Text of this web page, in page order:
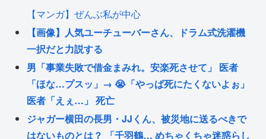
【マンガ】ぜんぶ私が中心
【画像】人気ユーチューバーさん、ドラム式洗濯機
一択だと力説する
男「事業失敗で借金まみれ。安楽死させて」 医者
「ほな…プスッ」→ 😭「やっぱ死にたくないよぉ」
医者「えぇ…」 死亡
ジャガー横田の長男・JJくん、被災地に送るべきで
はないものとは？ 「千羽鶴… めちゃくちゃ迷惑らし